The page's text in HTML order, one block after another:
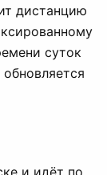
дистанцию
суток
и идёт по